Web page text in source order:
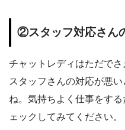
②スタッフ対応さん
チャットレディはただでさ
スタッフさんの対応が悪
ね。気持ちよく仕事をす
ェックしてみてください。